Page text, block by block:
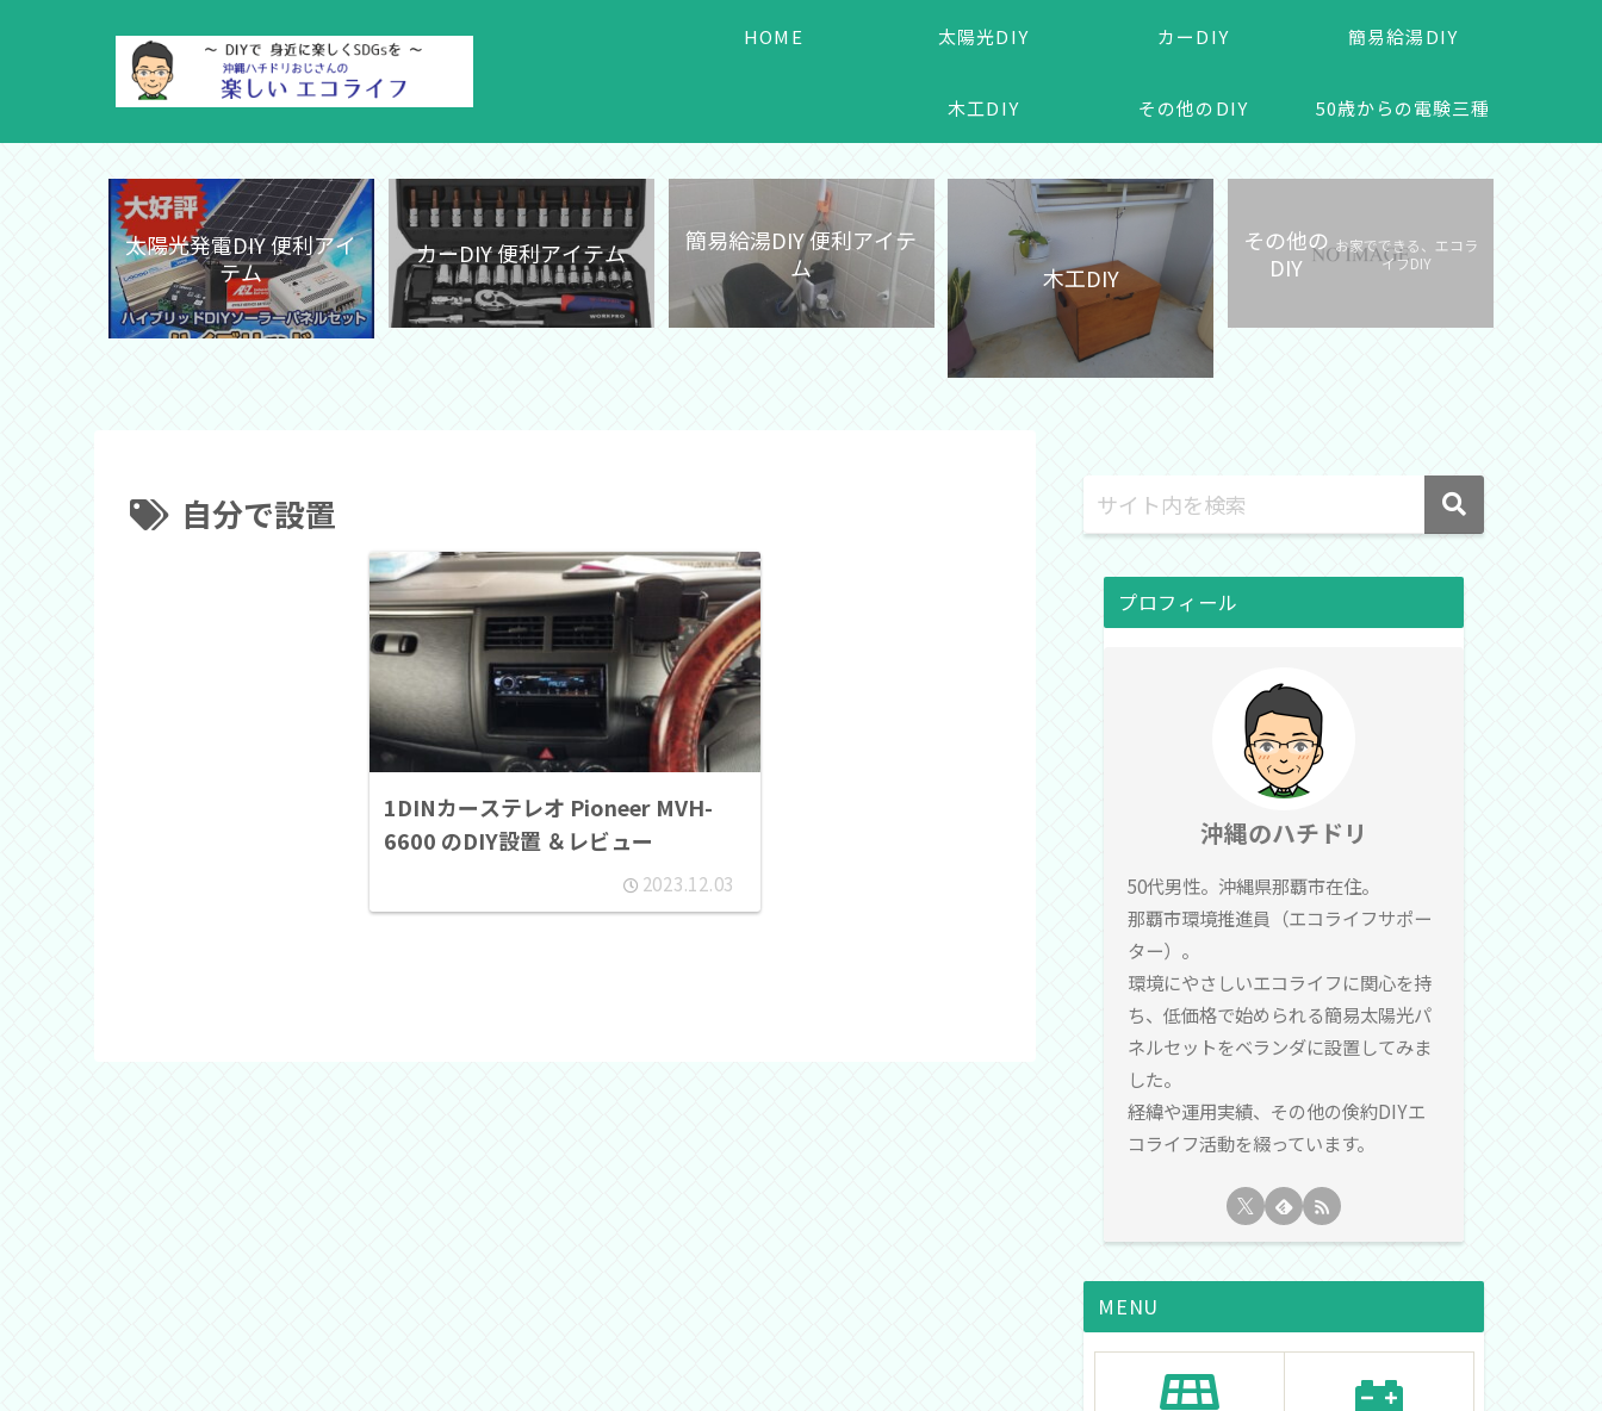
HOME 太陽光DIY カーDIY 簡易給湯DIY
木工DIY その他のDIY 50歳からの電験三種
太陽光発電DIY 便利アイ
テム
カーDIY 便利アイテム
簡易給湯DIY 便利アイテ
ム
木工DIY
その他の
DIY
お家でできる、エコラ
イフDIY
自分で設置
1DINカーステレオ Pioneer MVH-
6600 のDIY設置 ＆レビュー
2023.12.03
プロフィール
沖縄のハチドリ
50代男性。沖縄県那覇市在住。
那覇市環境推進員（エコライフサポー
ター）。
環境にやさしいエコライフに関心を持
ち、低価格で始められる簡易太陽光パ
ネルセットをベランダに設置してみま
した。
経緯や運用実績、その他の倹約DIYエ
コライフ活動を綴っています。
MENU